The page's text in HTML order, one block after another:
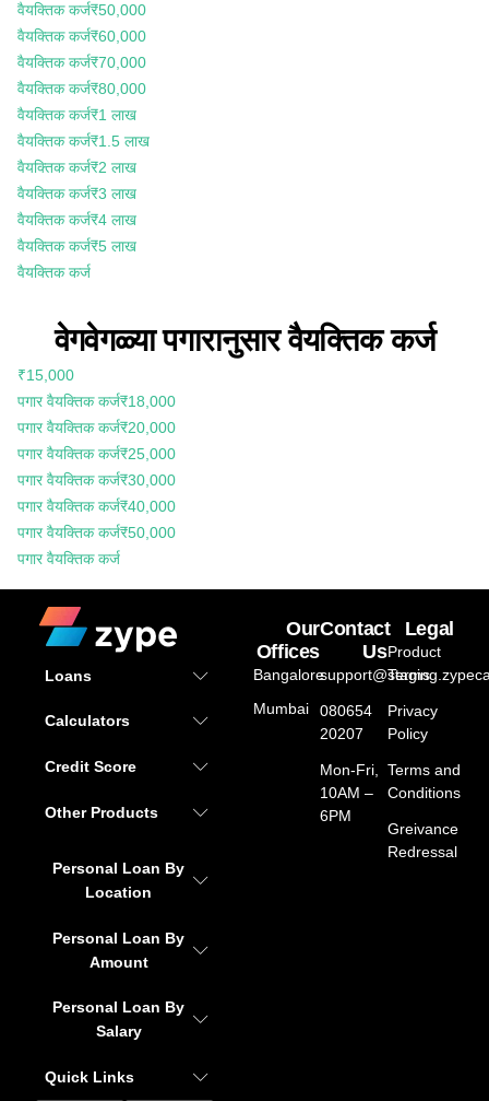
वैयक्तिक कर्ज₹50,000
वैयक्तिक कर्ज₹60,000
वैयक्तिक कर्ज₹70,000
वैयक्तिक कर्ज₹80,000
वैयक्तिक कर्ज₹1 लाख
वैयक्तिक कर्ज₹1.5 लाख
वैयक्तिक कर्ज₹2 लाख
वैयक्तिक कर्ज₹3 लाख
वैयक्तिक कर्ज₹4 लाख
वैयक्तिक कर्ज₹5 लाख
वैयक्तिक कर्ज
वेगवेगळ्या पगारानुसार वैयक्तिक कर्ज
₹15,000
पगार वैयक्तिक कर्ज₹18,000
पगार वैयक्तिक कर्ज₹20,000
पगार वैयक्तिक कर्ज₹25,000
पगार वैयक्तिक कर्ज₹30,000
पगार वैयक्तिक कर्ज₹40,000
पगार वैयक्तिक कर्ज₹50,000
पगार वैयक्तिक कर्ज
Loans
Calculators
Credit Score
Other Products
Personal Loan By
Location
Personal Loan By
Amount
Personal Loan By
Salary
Quick Links
Our
Offices
Bangalore
Mumbai
Contact
Us
080654
20207
Mon-Fri,
10AM –
6PM
Legal
Product
Terms
Privacy
Policy
Terms and
Conditions
Greivance
Redressal